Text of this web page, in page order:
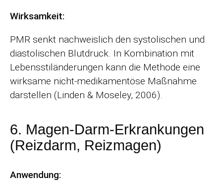
Wirksamkeit:
PMR senkt nachweislich den systolischen und
diastolischen Blutdruck. In Kombination mit
Lebensstiländerungen kann die Methode eine
wirksame nicht-medikamentöse Maßnahme
darstellen (Linden & Moseley, 2006).
6. Magen-Darm-Erkrankungen
(Reizdarm, Reizmagen)
Anwendung: